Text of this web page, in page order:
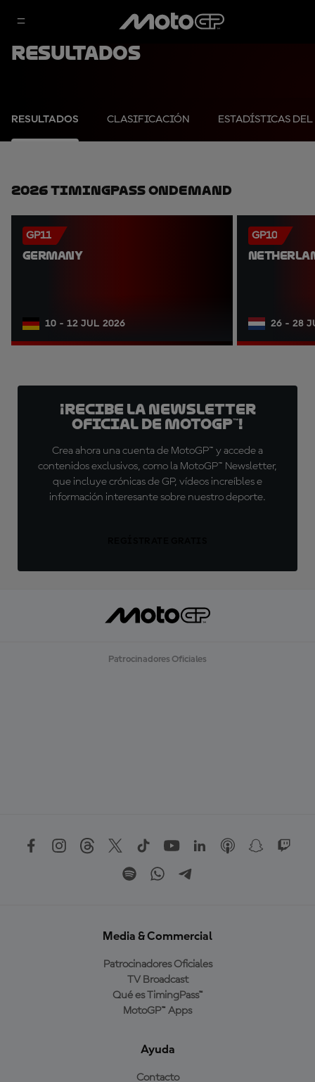
Resultados
RESULTADOS CLASIFICACIÓN ESTADÍSTICAS
2026 TimingPass OnDemand
GP11
GERMANY
10 - 12 JUL 2026
GP10
26 - 28
¡Recibe la Newsletter
oficial de MotoGP™!
Crea ahora una cuenta de MotoGP™ y accede a
contenidos exclusivos, como la MotoGP™ Newsletter,
que incluye crónicas de GP, vídeos increíbles e
información interesante sobre nuestro deporte.
Patrocinadores Oficiales
Media & Commercial
Patrocinadores Oficiales
TV Broadcast
Qué es TimingPass™
MotoGP™ Apps
Ayuda
Contacto